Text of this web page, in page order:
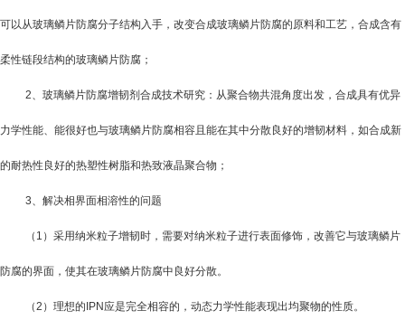
可以从玻璃鳞片防腐分子结构入手，改变合成玻璃鳞片防腐的原料和工艺，合成含有
柔性链段结构的玻璃鳞片防腐；
2、玻璃鳞片防腐增韧剂合成技术研究：从聚合物共混角度出发，合成具有优异
力学性能、能很好也与玻璃鳞片防腐相容且能在其中分散良好的增韧材料，如合成新
的耐热性良好的热塑性树脂和热致液晶聚合物；
3、解决相界面相溶性的问题
（ 1 ）采用纳米粒子增韧时，需要对纳米粒子进行表面修饰，改善它与玻璃鳞片
防腐的界面，使其在玻璃鳞片防腐中良好分散。
（2 ）理想的 IPN应是完全相容的，动态力学性能表现出均聚物的性质。